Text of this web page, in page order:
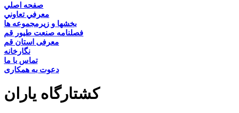
صفحه اصلي
معرفي تعاوني
بخشها و زيرمجموعه ها
فصلنامه صنعت طيور قم
معرفی استان قم
نگارخانه
تماس با ما
دعوت به همکاری
کشتارگاه یاران